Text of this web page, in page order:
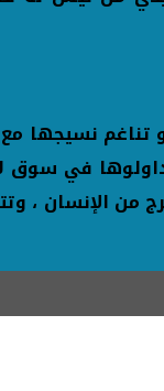
تناغم
في سوق
من الإنسان